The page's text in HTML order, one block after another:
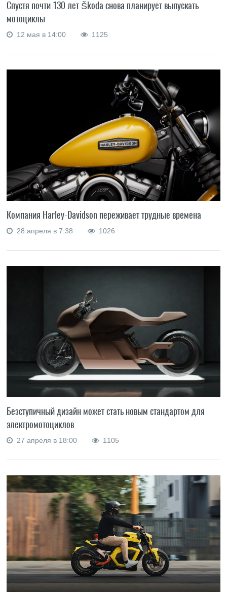
Спустя почти 130 лет Škoda снова планирует выпускать
мотоциклы
12 мая в 14:00 1125
Компания Harley-Davidson переживает трудные времена
28 апреля в 7:38 1026
Безступичный дизайн может стать новым стандартом для
электромотоциклов
27 апреля в 18:00 1105